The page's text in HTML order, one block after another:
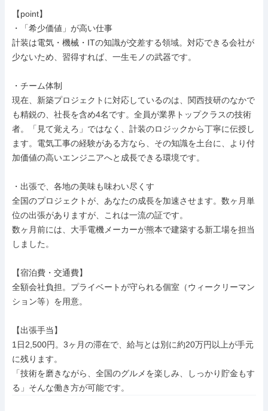
【point】
・「希少価値」が高い仕事
計装は電気・機械・ITの知識が交差する領域。対応できる会社が
少ないため、習得すれば、一生モノの武器です。
・チーム体制
現在、新築プロジェクトに対応しているのは、関西技研のなかで
も精鋭の、社長を含め4名です。全員が業界トップクラスの技術
者。「見て覚えろ」ではなく、計装のロジックから丁寧に伝授し
ます。電気工事の経験がある方なら、その知識を土台に、より付
加価値の高いエンジニアへと成長できる環境です。
・出張で、各地の美味も味わい尽くす
全国のプロジェクトが、あなたの成長を加速させます。数ヶ月単
位の出張がありますが、これは一流の証です。
数ヶ月前には、大手電機メーカーが熊本で建築する新工場を担当
しました。
【宿泊費・交通費】
全額会社負担。プライベートが守られる個室（ウィークリーマン
ション等）を用意。
【出張手当】
1日2,500円。3ヶ月の滞在で、給与とは別に約20万円以上が手元
に残ります。
「技術を磨きながら、全国のグルメを楽しみ、しっかり貯金もす
る」そんな働き方が可能です。